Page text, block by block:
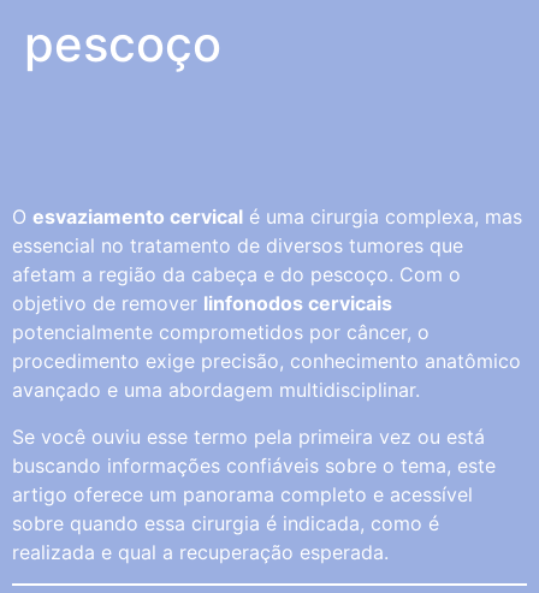
pescoço
O esvaziamento cervical é uma cirurgia complexa, mas
essencial no tratamento de diversos tumores que
afetam a região da cabeça e do pescoço. Com o
objetivo de remover linfonodos cervicais
potencialmente comprometidos por câncer, o
procedimento exige precisão, conhecimento anatômico
avançado e uma abordagem multidisciplinar.
Se você ouviu esse termo pela primeira vez ou está
buscando informações confiáveis sobre o tema, este
artigo oferece um panorama completo e acessível
sobre quando essa cirurgia é indicada, como é
realizada e qual a recuperação esperada.